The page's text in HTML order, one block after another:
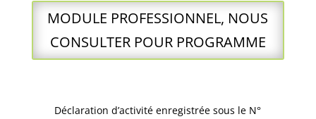
MODULE PROFESSIONNEL, NOUS
CONSULTER POUR PROGRAMME
Déclaration d’activité enregistrée sous le N°